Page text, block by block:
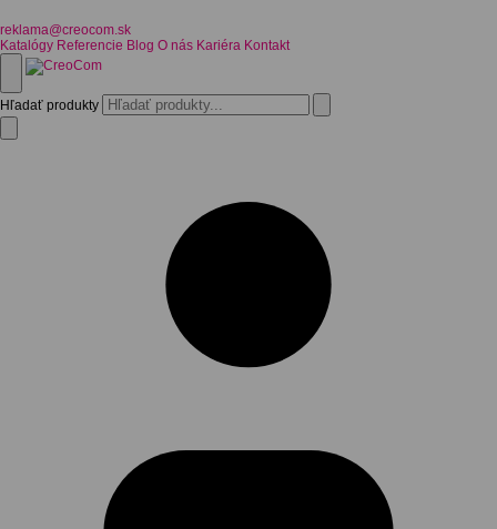
reklama@creocom.sk
Katalógy Referencie Blog O nás Kariéra Kontakt
Hľadať produkty